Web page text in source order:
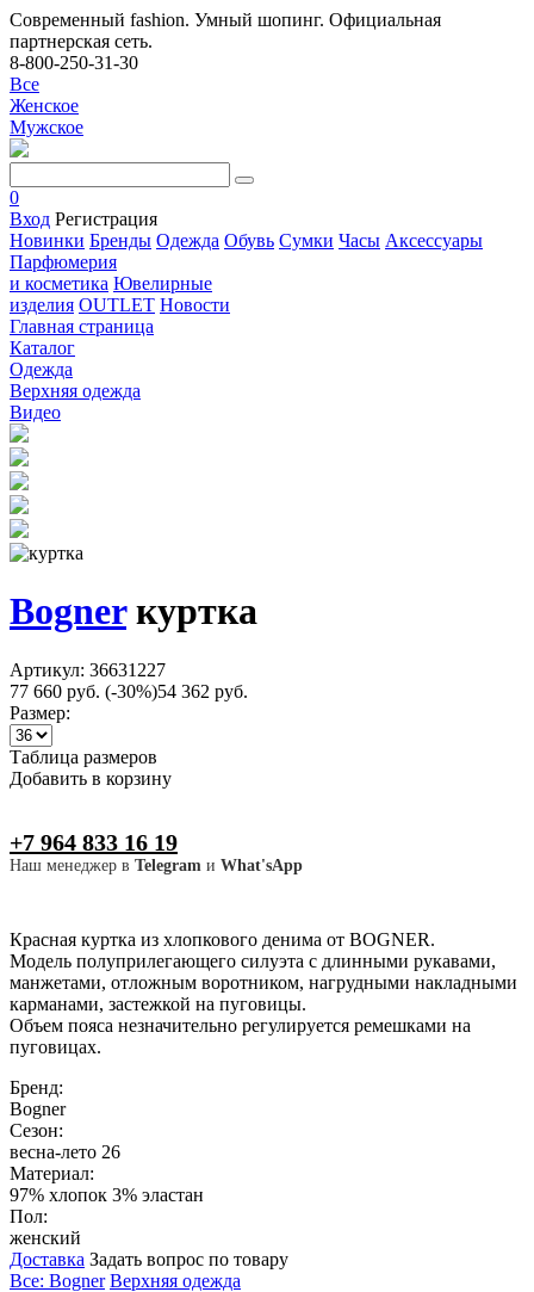
Современный fashion. Умный шопинг. Официальная
партнерская сеть.
8-800-250-31-30
Все
Женское
Мужское
0
Вход Регистрация
Новинки Бренды Одежда Обувь Сумки Часы Аксессуары
Парфюмерия
и косметика Ювелирные
изделия OUTLET Новости
Главная страница
Каталог
Одежда
Верхняя одежда
Видео
Bognerкуртка
Артикул: 36631227
77 660 руб. (-30%)54 362 руб.
Размер:
Таблица размеров
Добавить в корзину
+7 964 833 16 19
Наш менеджер в Telegram и What'sApp
Красная куртка из хлопкового денима от BOGNER.
Модель полуприлегающего силуэта с длинными рукавами,
манжетами, отложным воротником, нагрудными накладными
карманами, застежкой на пуговицы.
Объем пояса незначительно регулируется ремешками на
пуговицах.
Бренд:
Bogner
Сезон:
весна-лето 26
Материал:
97% хлопок 3% эластан
Пол:
женский
Доставка Задать вопрос по товару
Все: Bogner Верхняя одежда